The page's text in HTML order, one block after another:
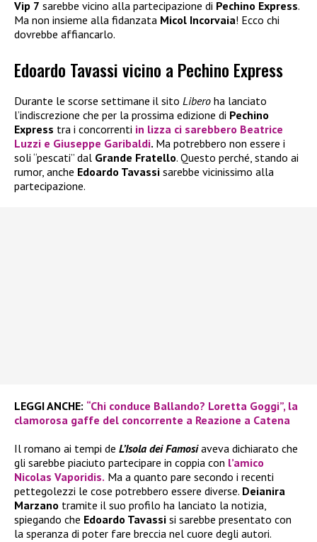
Vip 7 sarebbe vicino alla partecipazione di Pechino Express.
Ma non insieme alla fidanzata Micol Incorvaia! Ecco chi
dovrebbe affiancarlo.
Edoardo Tavassi vicino a Pechino Express
Durante le scorse settimane il sito Libero ha lanciato
l’indiscrezione che per la prossima edizione di Pechino
Express tra i concorrenti in lizza ci sarebbero Beatrice
Luzzi e Giuseppe Garibaldi. Ma potrebbero non essere i
soli “pescati” dal Grande Fratello. Questo perché, stando ai
rumor, anche Edoardo Tavassi sarebbe vicinissimo alla
partecipazione.
LEGGI ANCHE: “Chi conduce Ballando? Loretta Goggi”, la
clamorosa gaffe del concorrente a Reazione a Catena
Il romano ai tempi de L’Isola dei Famosiaveva dichiarato che
gli sarebbe piaciuto partecipare in coppia con l’amico
Nicolas Vaporidis. Ma a quanto pare secondo i recenti
pettegolezzi le cose potrebbero essere diverse. Deianira
Marzano tramite il suo profilo ha lanciato la notizia,
spiegando che Edoardo Tavassi si sarebbe presentato con
la speranza di poter fare breccia nel cuore degli autori.